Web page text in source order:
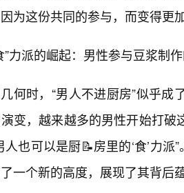
为这份共同的参与，而变得更
”力派的崛起：男性参与豆浆制
何时，“男人不进厨房”似乎
变，越来越多的男性开始打
人也可以是厨📝房里的‘食’力
一个新的高度，展现了其背后